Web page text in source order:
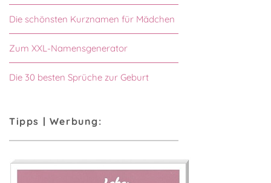
Die schönsten Kurznamen für Mädchen
Zum XXL-Namensgenerator
Die 30 besten Sprüche zur Geburt
Tipps | Werbung: